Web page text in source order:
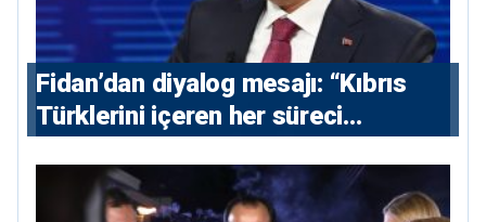
Fidan’dan diyalog mesajı: “Kıbrıs
Türklerini içeren her süreci